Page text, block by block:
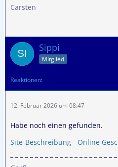
Carsten
Sippi
Mitglied
Reaktionen
12. Februar 2026 um 08:47
Habe noch einen gefunden.
Site-Beschreibung - Online